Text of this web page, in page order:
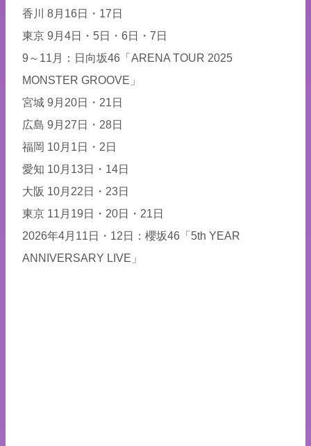
香川 8月16日・17日
東京 9月4日・5日・6日・7日
9～11月：日向坂46「ARENA TOUR 2025
MONSTER GROOVE」
宮城 9月20日・21日
広島 9月27日・28日
福岡 10月1日・2日
愛知 10月13日・14日
大阪 10月22日・23日
東京 11月19日・20日・21日
2026年4月11日・12日：櫻坂46「5th YEAR
ANNIVERSARY LIVE」